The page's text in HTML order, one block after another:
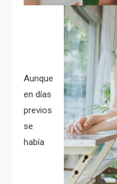
Aunque
en días
previos
se
había